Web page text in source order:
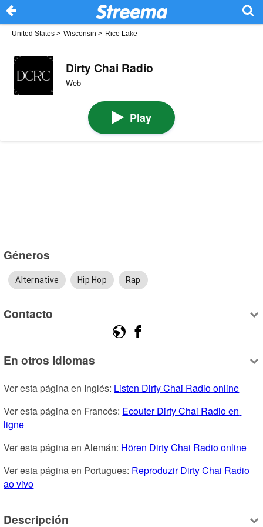
United States > Wisconsin > Rice Lake
Dirty Chai Radio
Web
Play
Géneros
Alternative Hip Hop Rap
Contacto
En otros idiomas
Ver esta página en Inglés: Listen Dirty Chai Radio online
Ver esta página en Francés: Ecouter Dirty Chai Radio en
ligne
Ver esta página en Alemán: Hören Dirty Chai Radio online
Ver esta página en Portugues: Reproduzir Dirty Chai Radio
ao vivo
Descripción